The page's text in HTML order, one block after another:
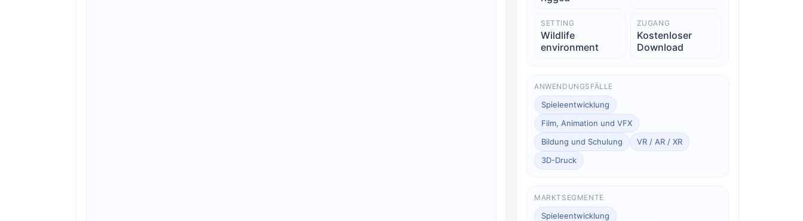
SETTING
Wildlife
environment
ZUGANG
Kostenloser
Download
ANWENDUNGSFÄLLE
Spieleentwicklung
Film, Animation und VFX
Bildung und Schulung
VR / AR / XR
3D-Druck
MARKTSEGMENTE
Spieleentwicklung